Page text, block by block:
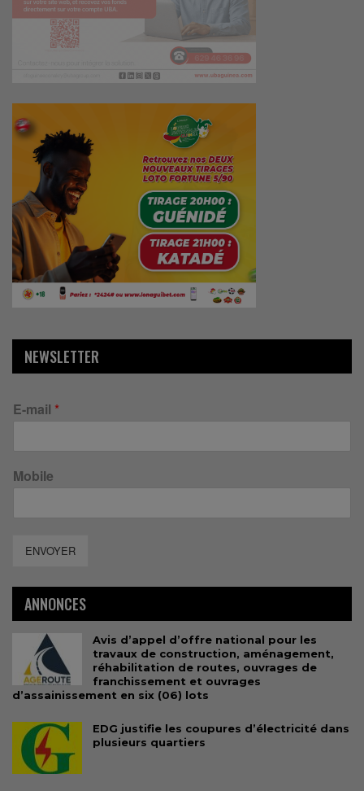
NEWSLETTER
E-mail *
Mobile
ENVOYER
ANNONCES
Avis d’appel d’offre national pour les
travaux de construction, aménagement,
réhabilitation de routes, ouvrages de
franchissement et ouvrages
d’assainissement en six (06) lots
EDG justifie les coupures d’électricité dans
plusieurs quartiers